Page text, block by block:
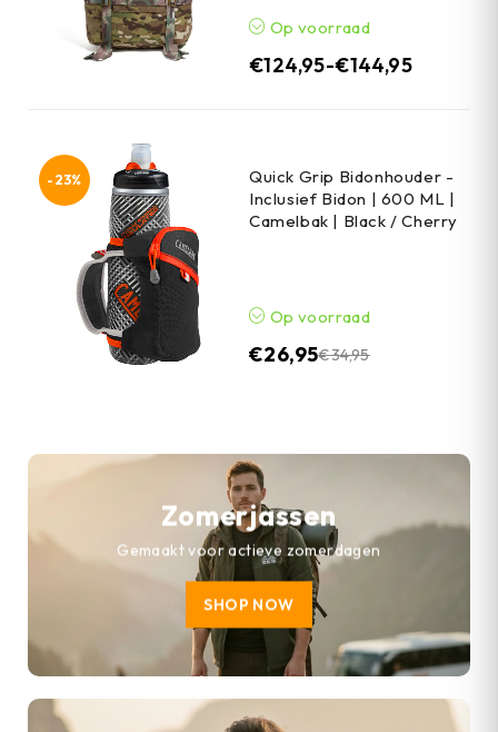
Op voorraad
€124,95-€144,95
-23%
Quick Grip Bidonhouder -
Inclusief Bidon | 600 ML |
Camelbak | Black / Cherry
Op voorraad
€34,95
€26,95
Zomerjassen
Gemaakt voor actieve zomerdagen
SHOP NOW